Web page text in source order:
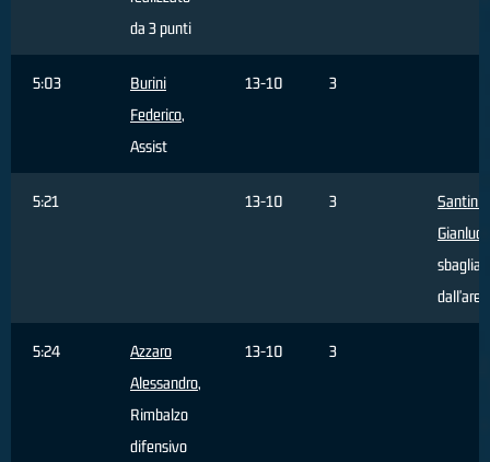
da 3 punti
5:03
Burini
Federico,
Assist
13-10 3
5:21 13-10 3
Santini
Gianluca
dall'area
5:24
Azzaro
Alessandro,
Rimbalzo
difensivo
13-10 3